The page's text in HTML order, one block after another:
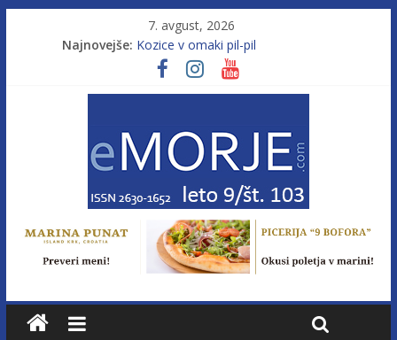
7. avgust, 2026
Najnovejše: Kozice v omaki pil-pil
Leto 9, št. 103; Licenca brez morja
Od morja do gorja 11